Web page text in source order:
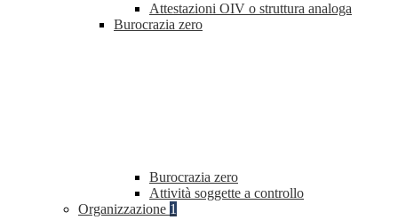
Attestazioni OIV o struttura analoga
Burocrazia zero
Burocrazia zero
Attività soggette a controllo
Organizzazione 1